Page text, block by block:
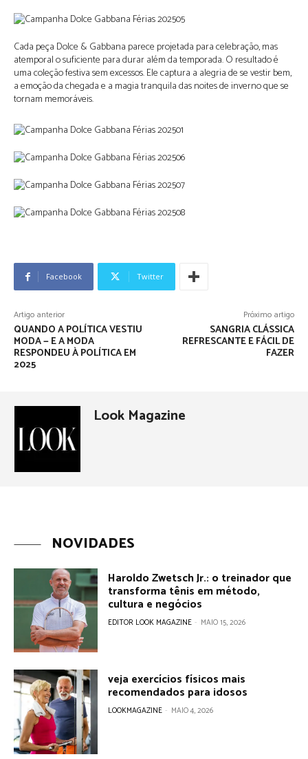
Cada peça Dolce & Gabbana parece projetada para celebração, mas
atemporal o suficiente para durar além da temporada. O resultado é
uma coleção festiva sem excessos. Ele captura a alegria de se vestir bem,
a emoção da chegada e a magia tranquila das noites de inverno que se
tornam memoráveis.
Facebook Twitter
Artigo anterior
QUANDO A POLÍTICA VESTIU
MODA — E A MODA
RESPONDEU À POLÍTICA EM
2025
Próximo artigo
SANGRIA CLÁSSICA
REFRESCANTE E FÁCIL DE
FAZER
Look Magazine
NOVIDADES
Haroldo Zwetsch Jr.: o treinador que
transforma tênis em método,
cultura e negócios
EDITOR LOOK MAGAZINE - MAIO 15, 2026
veja exercícios físicos mais
recomendados para idosos
LOOKMAGAZINE - MAIO 4, 2026